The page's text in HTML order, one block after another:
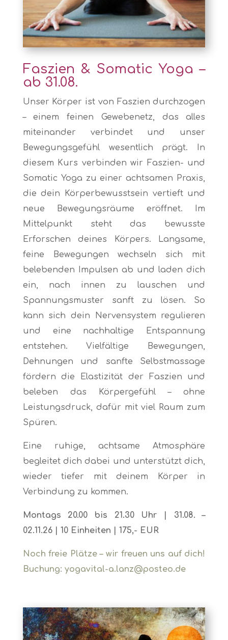
Faszien & Somatic Yoga –
ab 31.08.
Unser Körper ist von Faszien durchzogen
– einem feinen Gewebenetz, das alles
miteinander verbindet und unser
Bewegungsgefühl wesentlich prägt. In
diesem Kurs verbinden wir Faszien- und
Somatic Yoga zu einer achtsamen Praxis,
die dein Körperbewusstsein vertieft und
neue Bewegungsräume eröffnet. Im
Mittelpunkt steht das bewusste
Erforschen deines Körpers. Langsame,
feine Bewegungen wechseln sich mit
belebenden Impulsen ab und laden dich
ein, nach innen zu lauschen und
Spannungsmuster sanft zu lösen. So
kann sich dein Nervensystem regulieren
und eine nachhaltige Entspannung
entstehen. Vielfältige Bewegungen,
Dehnungen und sanfte Selbstmassage
fördern die Elastizität der Faszien und
beleben das Körpergefühl – ohne
Leistungsdruck, dafür mit viel Raum zum
Spüren.
Eine ruhige, achtsame Atmosphäre
begleitet dich dabei und unterstützt dich,
wieder tiefer mit deinem Körper in
Verbindung zu kommen.
Montags 20.00 bis 21.30 Uhr | 31.08. –
02.11.26
| 10 Einheiten | 175,- EUR
Noch freie Plätze – wir freuen uns auf dich!
Buchung: yogavital-a.lanz@posteo.de